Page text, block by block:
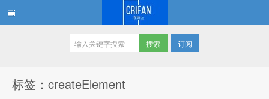
订阅
标签：createElement